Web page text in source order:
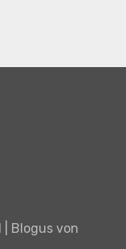
Blogus von